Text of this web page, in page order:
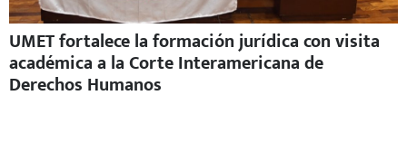
UMET fortalece la formación jurídica con visita
académica a la Corte Interamericana de
Derechos Humanos